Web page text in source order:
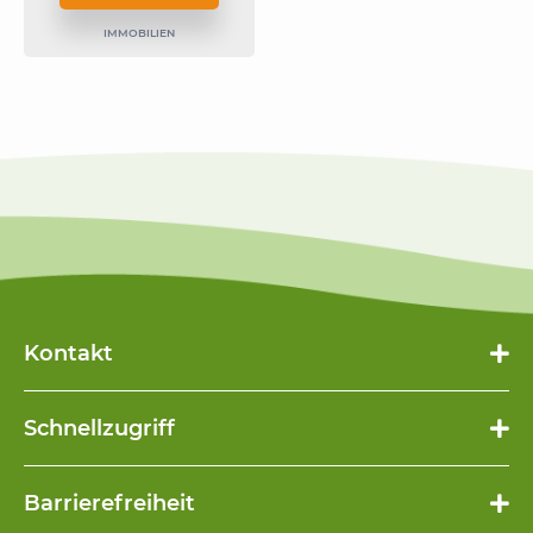
IMMOBILIEN
Kontakt
Schnellzugriff
überspringen
Barrierefreiheit